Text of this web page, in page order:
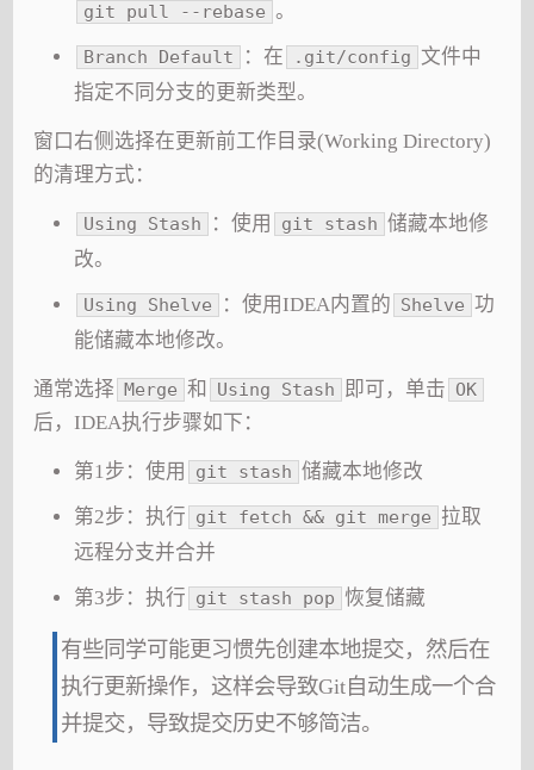
git pull --rebase 。
Branch Default ：在 .git/config 文件中
指定不同分支的更新类型。
窗口右侧选择在更新前工作目录(Working Directory)
的清理方式：
Using Stash ：使用 git stash 储藏本地修
改。
Using Shelve ：使用IDEA内置的 Shelve 功
能储藏本地修改。
通常选择 Merge 和 Using Stash 即可，单击 OK
后，IDEA执行步骤如下：
第1步：使用 git stash 储藏本地修改
第2步：执行 git fetch && git merge 拉取
远程分支并合并
第3步：执行 git stash pop 恢复储藏
有些同学可能更习惯先创建本地提交，然后在
执行更新操作，这样会导致Git自动生成一个合
并提交，导致提交历史不够简洁。